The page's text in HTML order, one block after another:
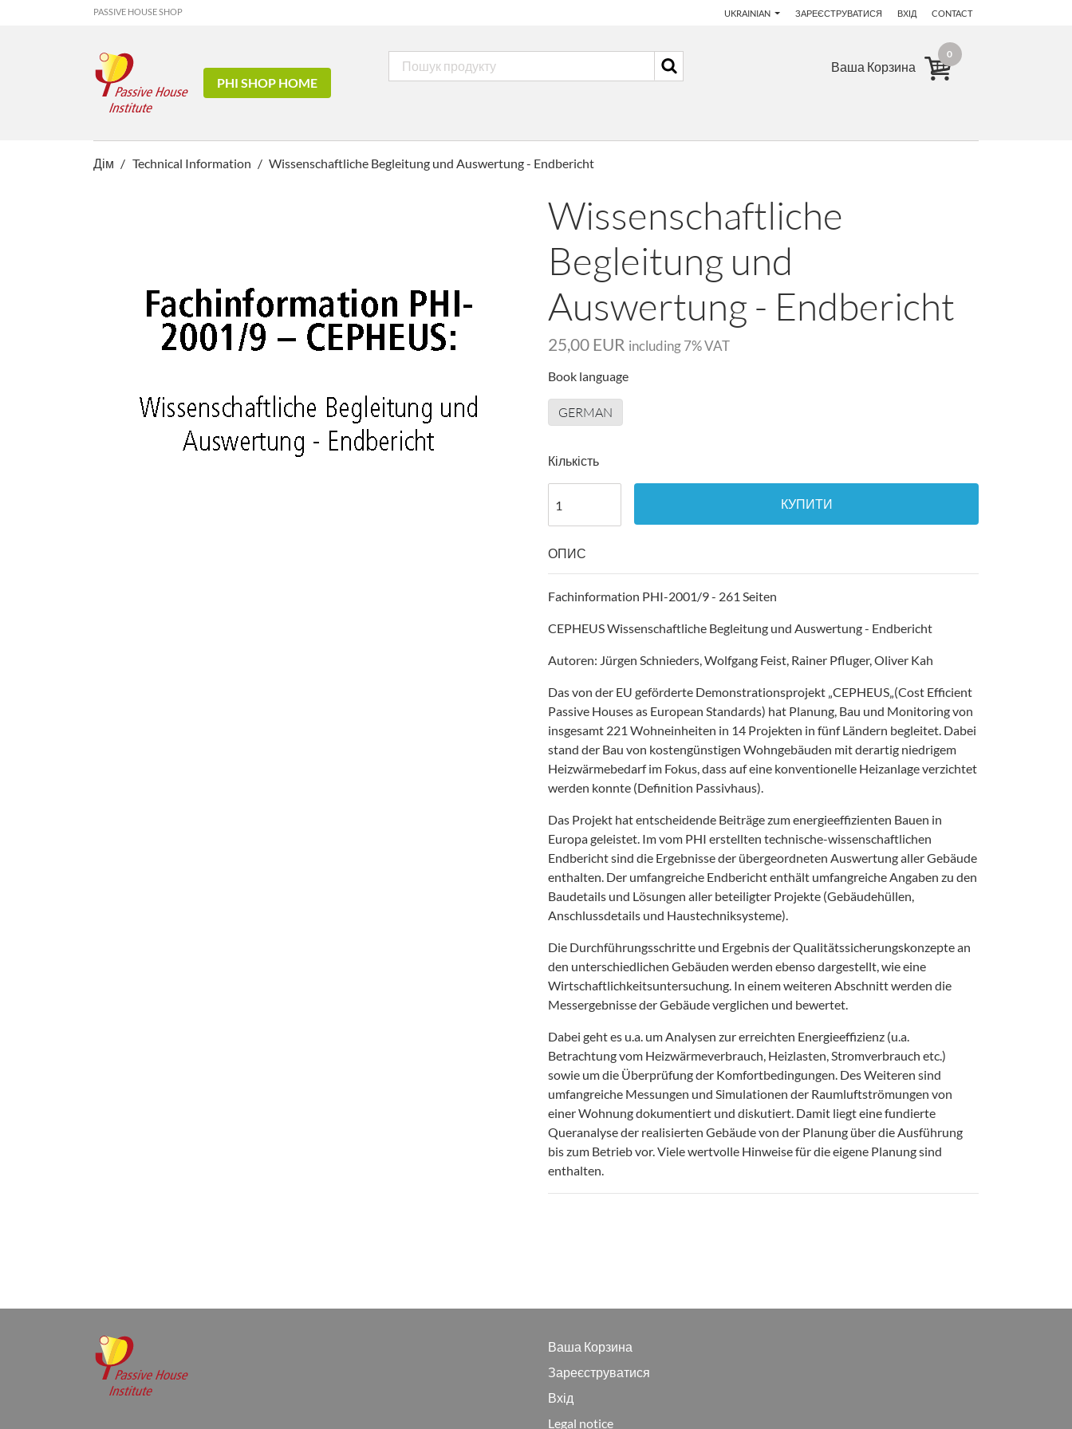
PASSIVE HOUSE SHOP UKRAINIAN ЗАРЕЄСТРУВАТИСЯ ВХІД CONTACT
PHI SHOP HOME
Ваша Корзина
0
Дім Technical Information Wissenschaftliche Begleitung und Auswertung - Endbericht
Wissenschaftliche
Begleitung und
Auswertung - Endbericht
25,00 EUR including 7% VAT
Book language
GERMAN
Кількість
КУПИТИ
ОПИС
Fachinformation PHI-2001/9 - 261 Seiten
CEPHEUS Wissenschaftliche Begleitung und Auswertung - Endbericht
Autoren: Jürgen Schnieders, Wolfgang Feist, Rainer Pfluger, Oliver Kah
Das von der EU geförderte Demonstrationsprojekt „CEPHEUS„(Cost Efficient
Passive Houses as European Standards) hat Planung, Bau und Monitoring von
insgesamt 221 Wohneinheiten in 14 Projekten in fünf Ländern begleitet. Dabei
stand der Bau von kostengünstigen Wohngebäuden mit derartig niedrigem
Heizwärmebedarf im Fokus, dass auf eine konventionelle Heizanlage verzichtet
werden konnte (Definition Passivhaus).
Das Projekt hat entscheidende Beiträge zum energieeffizienten Bauen in
Europa geleistet. Im vom PHI erstellten technische-wissenschaftlichen
Endbericht sind die Ergebnisse der übergeordneten Auswertung aller Gebäude
enthalten. Der umfangreiche Endbericht enthält umfangreiche Angaben zu den
Baudetails und Lösungen aller beteiligter Projekte (Gebäudehüllen,
Anschlussdetails und Haustechniksysteme).
Die Durchführungsschritte und Ergebnis der Qualitätssicherungskonzepte an
den unterschiedlichen Gebäuden werden ebenso dargestellt, wie eine
Wirtschaftlichkeitsuntersuchung. In einem weiteren Abschnitt werden die
Messergebnisse der Gebäude verglichen und bewertet.
Dabei geht es u.a. um Analysen zur erreichten Energieeffizienz (u.a.
Betrachtung vom Heizwärmeverbrauch, Heizlasten, Stromverbrauch etc.)
sowie um die Überprüfung der Komfortbedingungen. Des Weiteren sind
umfangreiche Messungen und Simulationen der Raumluftströmungen von
einer Wohnung dokumentiert und diskutiert. Damit liegt eine fundierte
Queranalyse der realisierten Gebäude von der Planung über die Ausführung
bis zum Betrieb vor. Viele wertvolle Hinweise für die eigene Planung sind
enthalten.
Ваша Корзина
Зареєструватися
Вхід
Legal notice